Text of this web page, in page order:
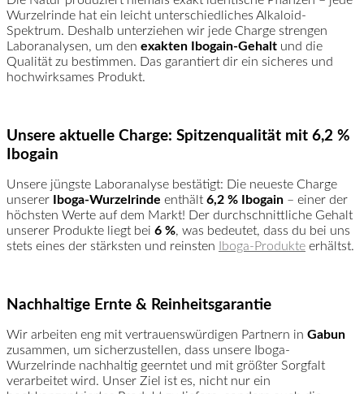
Wurzelrinde hat ein leicht unterschiedliches Alkaloid-
Spektrum. Deshalb unterziehen wir jede Charge strengen
Laboranalysen, um den exakten Ibogain-Gehalt und die
Qualität zu bestimmen. Das garantiert dir ein sicheres und
hochwirksames Produkt.
Unsere aktuelle Charge: Spitzenqualität mit 6,2 %
Ibogain
Unsere jüngste Laboranalyse bestätigt: Die neueste Charge
unserer Iboga-Wurzelrinde enthält 6,2 % Ibogain – einer der
höchsten Werte auf dem Markt! Der durchschnittliche Gehalt
unserer Produkte liegt bei 6 %, was bedeutet, dass du bei uns
stets eines der stärksten und reinsten Iboga-Produkte erhältst.
Nachhaltige Ernte & Reinheitsgarantie
Wir arbeiten eng mit vertrauenswürdigen Partnern in Gabun
zusammen, um sicherzustellen, dass unsere Iboga-
Wurzelrinde nachhaltig geerntet und mit größter Sorgfalt
verarbeitet wird. Unser Ziel ist es, nicht nur ein